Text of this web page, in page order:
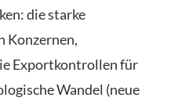
die starke
Konzernen,
Exportkontrollen für
Wandel (neue